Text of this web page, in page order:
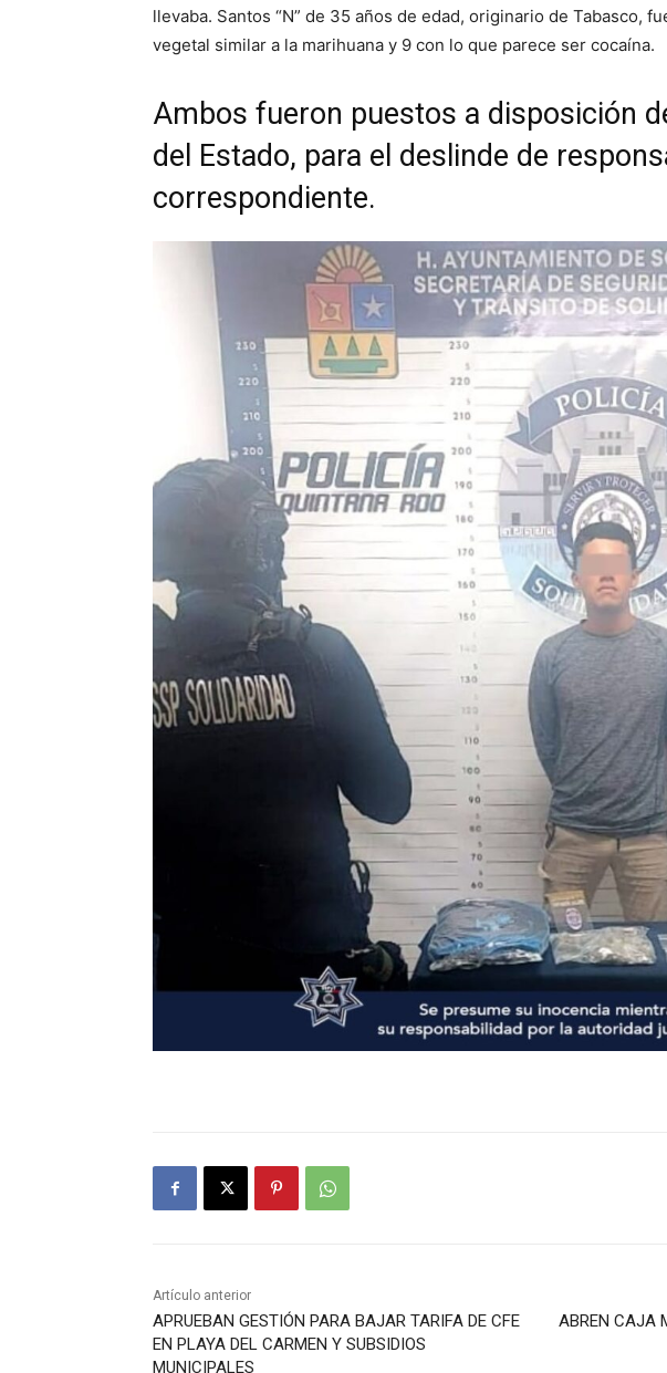
llevaba. Santos “N” de 35 años de edad, originario de Tabasco,
vegetal similar a la marihuana y 9 con lo que parece ser cocaína.
Ambos fueron puestos a disposición
del Estado, para el deslinde de
correspondiente.
Artículo anterior
APRUEBAN GESTIÓN PARA BAJAR TARIFA DE CFE
EN PLAYA DEL CARMEN Y SUBSIDIOS
MUNICIPALES
ABREN CAJA